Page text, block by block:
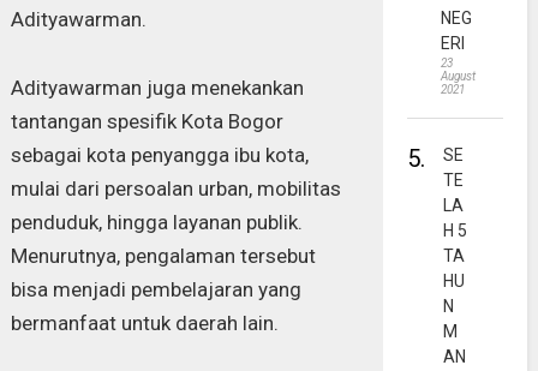
Adityawarman.
Adityawarman juga menekankan
tantangan spesifik Kota Bogor
sebagai kota penyangga ibu kota,
mulai dari persoalan urban, mobilitas
penduduk, hingga layanan publik.
Menurutnya, pengalaman tersebut
bisa menjadi pembelajaran yang
bermanfaat untuk daerah lain.
NEG
ERI
23
August
2021
5.
SE
TE
LA
H 5
TA
HU
N
M
AN